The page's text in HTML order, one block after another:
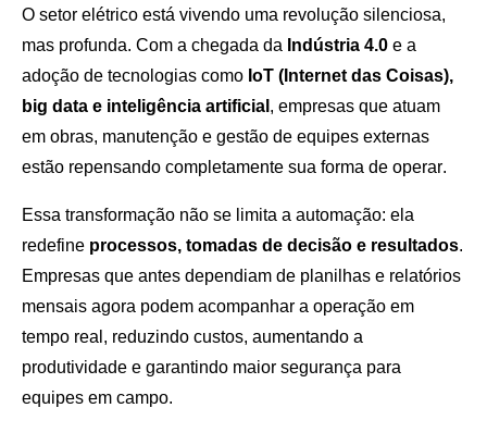
O setor elétrico está vivendo uma revolução silenciosa,
mas profunda. Com a chegada da Indústria 4.0 e a
adoção de tecnologias como IoT (Internet das Coisas),
big data e inteligência artificial , empresas que atuam
em obras, manutenção e gestão de equipes externas
estão repensando completamente sua forma de operar.
Essa transformação não se limita a automação: ela
redefine processos, tomadas de decisão e resultados.
Empresas que antes dependiam de planilhas e relatórios
mensais agora podem acompanhar a operação em
tempo real, reduzindo custos, aumentando a
produtividade e garantindo maior segurança para
equipes em campo.